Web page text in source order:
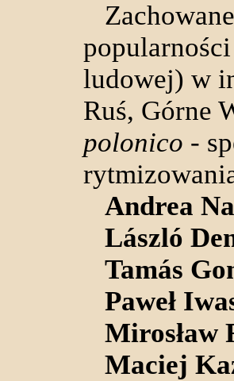
ludowej) w
Ruś, Górne
polonico -
Andrea
László
Tamás
Paweł
Mirosław
Maciej